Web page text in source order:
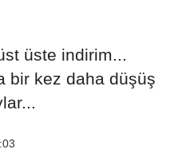
üste indirim...
bir kez daha düşüş